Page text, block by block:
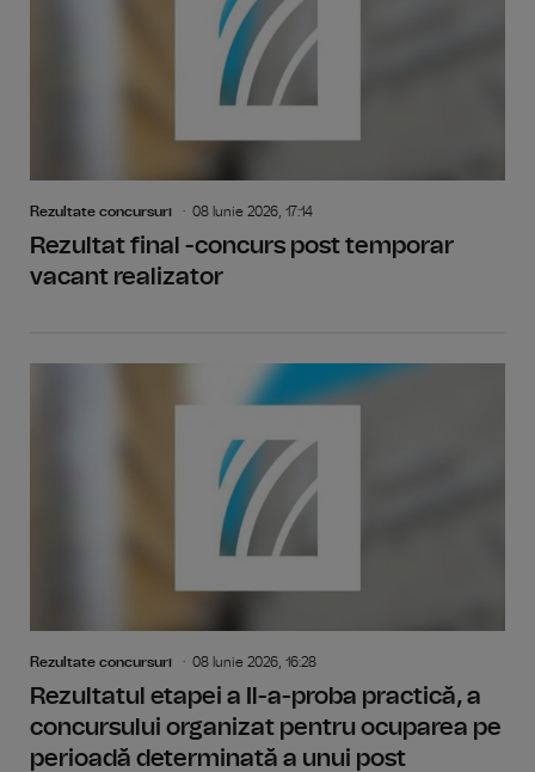
Rezultate concursuri 08 Iunie 2026, 17:14
Rezultat final -concurs post temporar
vacant realizator
Rezultate concursuri 08 Iunie 2026, 16:28
Rezultatul etapei a Il-a-proba practică, a
concursului organizat pentru ocuparea pe
perioadă determinată a unui post